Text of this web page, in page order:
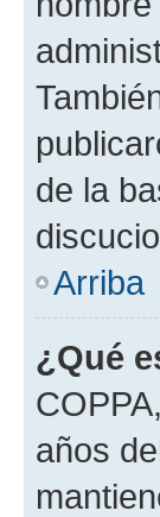
de la
Arriba
¿Qué
años